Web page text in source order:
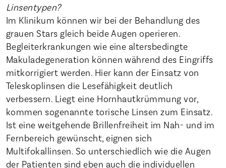
Linsentypen?
Im Klinikum können wir bei der Behandlung des
grauen Stars gleich beide Augen operieren.
Begleiterkrankungen wie eine altersbedingte
Makuladegeneration können während des Eingriffs
mitkorrigiert werden. Hier kann der Einsatz von
Teleskoplinsen die Lesefähigkeit deutlich
verbessern. Liegt eine Hornhautkrümmung vor,
kommen sogenannte torische Linsen zum Einsatz.
Ist eine weitgehende Brillenfreiheit im Nah- und im
Fernbereich gewünscht, eignen sich
Multifokallinsen. So unterschiedlich wie die Augen
der Patienten sind eben auch die individuellen